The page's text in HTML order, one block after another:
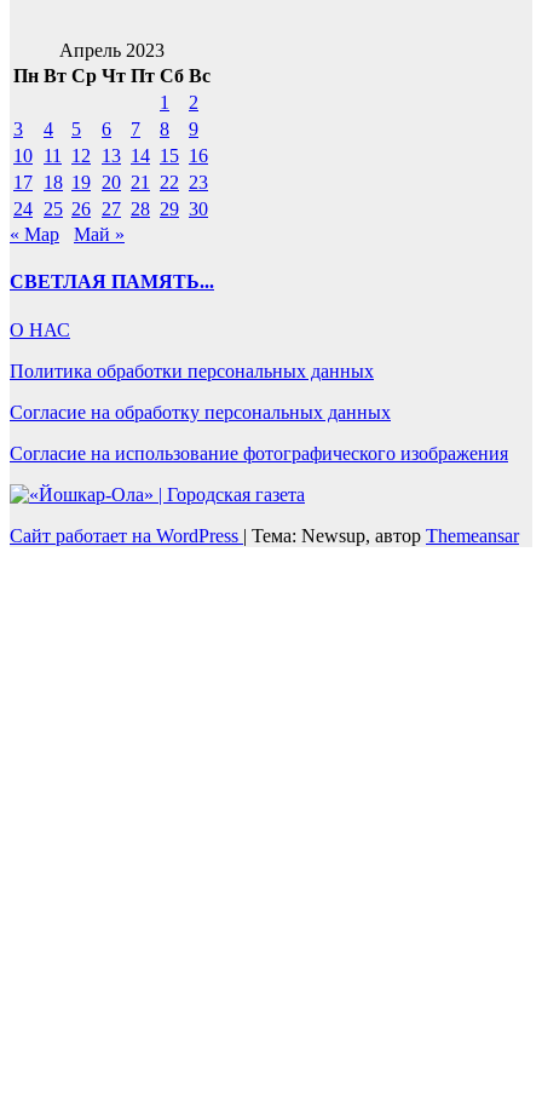
Апрель 2023
Пн Вт Ср Чт Пт Сб Вс
1
2
3
4 5 6 7 8
9
10 11 12 13 14 15 16
17 18 19 20 21 22 23
24 25 26 27 28 29 30
« Мар
Май »
СВЕТЛАЯ ПАМЯТЬ...
О НАС
Политика обработки персональных данных
Согласие на обработку персональных данных
Согласие на использование фотографического изображения
Сайт работает на WordPress | Тема: Newsup, автор Themeansar